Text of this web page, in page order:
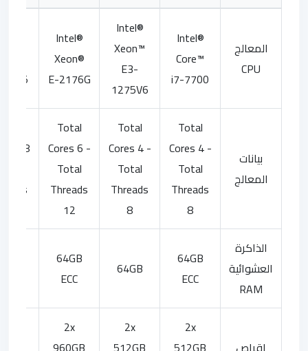
المعالج
CPU
Intel®
Core™
i7-7700
Intel®
Xeon™
E3-
1275V6
Intel®
Xeon®
E-2176G
بيانات
المعالج
Total
Cores 4 -
Total
Threads
8
Total
Cores 4 -
Total
Threads
8
Total
Cores 6 -
Total
Threads
12
18
الذاكرة
العشوائية
RAM
64GB
ECC
64GB
64GB
ECC
2x
2x
2x